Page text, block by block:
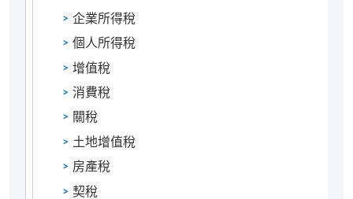
企業所得稅
個人所得稅
增值稅
消費稅
關稅
土地增值稅
房產稅
契稅